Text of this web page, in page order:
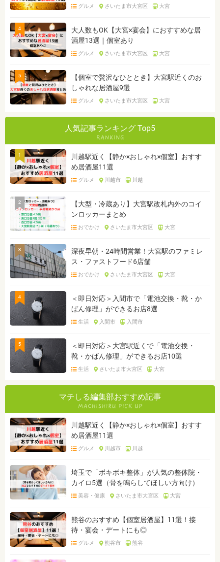
グルメ さいたま市大宮区 大宮
4
大人数もOK【大宮×宴会】におすすめな居
酒屋13選｜個室あり
グルメ さいたま市大宮区 大宮
5
【個室で贅沢なひととき】大宮駅近くのお
しゃれな居酒屋9選
グルメ さいたま市大宮区 大宮
人気記事ランキング Top5
1
川越駅近く【静か×おしゃれ×個室】おすす
め居酒屋11選
グルメ 川越市 川越
2
【大型・冷蔵あり】大宮駅改札内外のコイ
ンロッカーまとめ
おでかけ さいたま市大宮区 大宮
3
深夜早朝・24時間営業！大宮駅のファミレ
ス・ファストフード6店舗
おでかけ さいたま市大宮区 大宮
4
＜即日対応＞入間市で「電池交換・靴・か
ばん修理」ができるお店8選
生活 入間市 入間市
5
＜即日対応＞大宮駅近くで「電池交換・
靴・かばん修理」ができるお店10選
生活 さいたま市大宮区 大宮
マチしる編集部おすすめ記事
川越駅近く【静か×おしゃれ×個室】おすす
め居酒屋11選
グルメ 川越市 川越
埼玉で「ボキボキ整体」が人気の整体院・
カイロ5選（骨を鳴らしてほしい方向け）
美容・健康 さいたま市大宮区 大宮
熊谷のおすすめ【個室居酒屋】11選！接
待・宴会・デートにも◎
グルメ 熊谷市 熊谷